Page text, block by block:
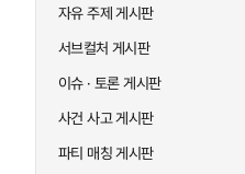
자유 주제 게시판
서브컬처 게시판
이슈 · 토론 게시판
사건 사고 게시판
파티 매칭 게시판